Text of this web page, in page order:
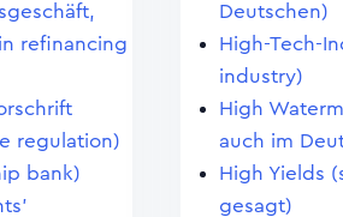
refinancing
regulation)
bank)
Deutschen)
High-Tech-
industry)
High
auch im
High Yields
gesagt)